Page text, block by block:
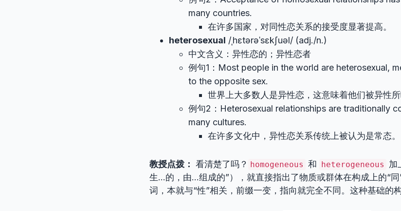
many countries.
在许多国家，对同性恋关系的接受度显著提高。
heterosexual /ˌhɛtərəˈsɛkʃuəl/ (adj./n.)
中文含义：异性恋的；异性恋者
例句1：Most people in the world are heterosexual,
to the opposite sex.
世界上大多数人是异性恋，这意味着他们被异性所
例句2：Heterosexual relationships are traditionally
many cultures.
在许多文化中，异性恋关系传统上被认为是常态。
教授点拨： 看清楚了吗？ homogeneous 和 heterogeneous 加
生…的，由…组成的”），就直接指出了物质或群体在构成上的“同
词，本就与“性”相关，前缀一变，指向就完全不同。这种基础的